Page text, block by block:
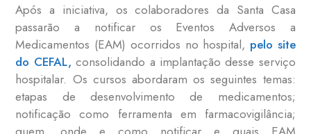
Após a iniciativa, os colaboradores da Santa Casa
passarão a notificar os Eventos Adversos a
Medicamentos (EAM) ocorridos no hospital, pelo site
do CEFAL, consolidando a implantação desse serviço
hospitalar. Os cursos abordaram os seguintes temas:
etapas de desenvolvimento de medicamentos;
notificação como ferramenta em farmacovigilância;